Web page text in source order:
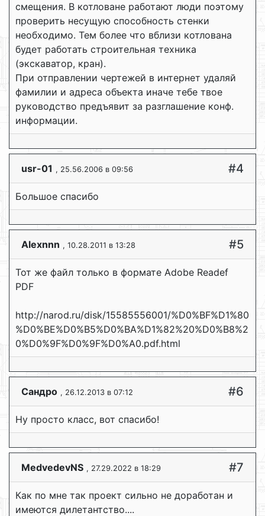
смещения. В котловане работают люди поэтому
проверить несущую способность стенки
необходимо. Тем более что вблизи котлована
будет работать строительная техника
(экскаватор, кран).
При отправлении чертежей в интернет удаляй
фамилии и адреса объекта иначе тебе твое
руководство предъявит за разглашение конф.
информации.
usr-01 , 25.56.2006 в 09:56 #4
Большое спасибо
Alexnnn , 10.28.2011 в 13:28 #5
Тот же файл только в формате Adobe Readef
PDF
http://narod.ru/disk/15585556001/%D0%BF%D1%80
%D0%BE%D0%B5%D0%BA%D1%82%20%D0%B8%2
0%D0%9F%D0%9F%D0%A0.pdf.html
Сандро , 26.12.2013 в 07:12 #6
Ну просто класс, вот спасибо!
MedvedevNS , 27.29.2022 в 18:29 #7
Как по мне так проект сильно не доработан и
имеются дилетантство....